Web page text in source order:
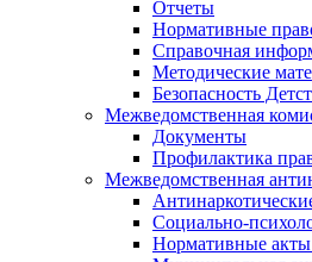
Отчеты
Нормативные
Справочная
Методические
Безопасность
Межведомственная
Документы
Профилактика
Межведомственная
Социально-
Нормативные